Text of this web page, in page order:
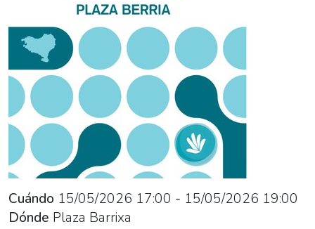
Esku
Dago"
organiza
un
acto
llamado
"Herritu".
Cuándo 15/05/2026 17:00 - 15/05/2026 19:00
Dónde Plaza Barrixa